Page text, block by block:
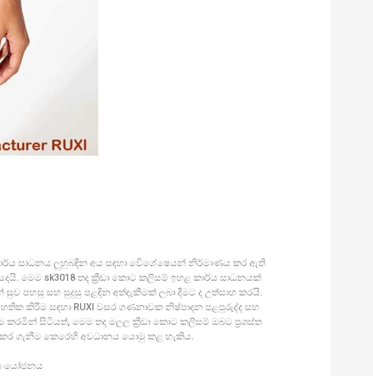
කාර්ය සාධනය ලුහුබඳින අය සඳහා විෙශේෂෙයන් නිර්මාණය කර ඇති
මෙම sk3018 තද ක්‍රීඩා කොට කලිසම් ඉහළ කාර්ය සාධනයක්
පහසු සහ සුදුසු පළඳින අත්දැකීමක් ලබා දීමට ද උත්සාහ කරයි.
කිරීම සඳහා RUXI වසර ගණනාවක නිෂ්පාදන පළපුරුද්ද සහ
කරමින් සිටියත්, මෙම තද මලල ක්‍රීඩා කොට කලිසම් ඔබට ප්‍රශස්ත
ගැනීම කෙරෙහි අවධානය යොමු කළ හැකිය.